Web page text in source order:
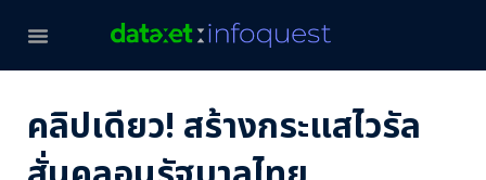
คลิปเดียว! สร้างกระแสไวรัล